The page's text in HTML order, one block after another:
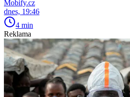
Mobify.cz
dnes, 19:46
4 min
Reklama